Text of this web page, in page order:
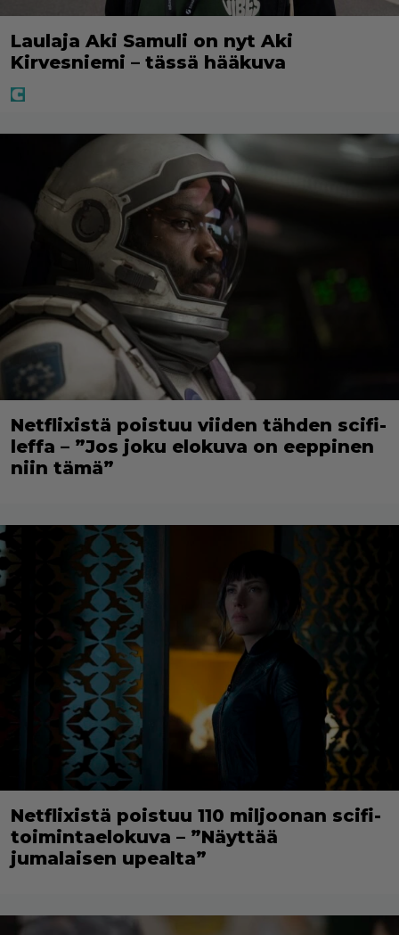
Laulaja Aki Samuli on nyt Aki
Kirvesniemi – tässä hääkuva
Netflixistä poistuu viiden tähden scifi-
leffa – ”Jos joku elokuva on eeppinen
niin tämä”
Netflixistä poistuu 110 miljoonan scifi-
toimintaelokuva – ”Näyttää
jumalaisen upealta”